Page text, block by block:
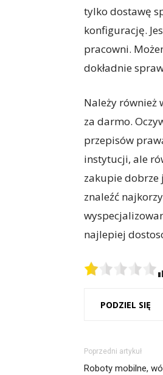
tylko dostawę
konfigurację.
pracowni.
dokładnie
Należy również
za darmo.
przepisów
instytucji, ale
zakupie dobrze
znaleźć
najlepiej
PODZIEL SIĘ
Poprzedni artykuł
Roboty mobilne,